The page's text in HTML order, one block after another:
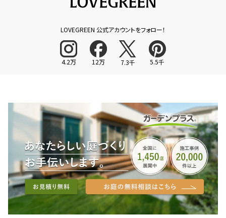
LOVEGREEN 公式アカウントをフォロー！
4.2万 12万 7.3千 5.5千